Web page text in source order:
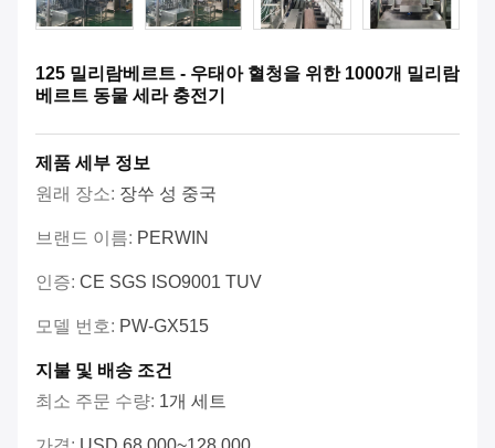
125 밀리람베르트 - 우태아 혈청을 위한 1000개 밀리람
베르트 동물 세라 충전기
제품 세부 정보
원래 장소: 장쑤 성 중국
브랜드 이름: PERWIN
인증: CE SGS ISO9001 TUV
모델 번호: PW-GX515
지불 및 배송 조건
최소 주문 수량: 1개 세트